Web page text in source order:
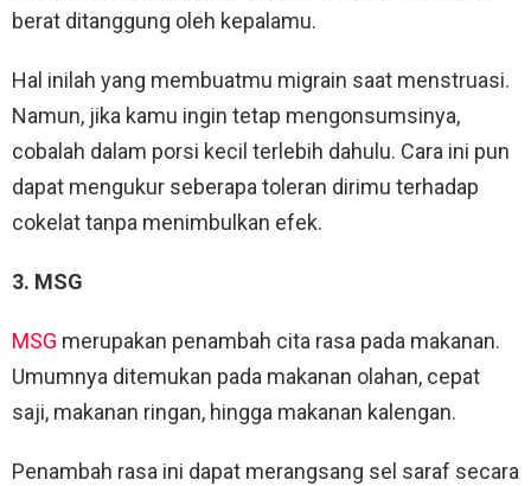
berat ditanggung oleh kepalamu.
Hal inilah yang membuatmu migrain saat menstruasi.
Namun, jika kamu ingin tetap mengonsumsinya,
cobalah dalam porsi kecil terlebih dahulu. Cara ini pun
dapat mengukur seberapa toleran dirimu terhadap
cokelat tanpa menimbulkan efek.
3. MSG
MSG merupakan penambah cita rasa pada makanan.
Umumnya ditemukan pada makanan olahan, cepat
saji, makanan ringan, hingga makanan kalengan.
Penambah rasa ini dapat merangsang sel saraf secara